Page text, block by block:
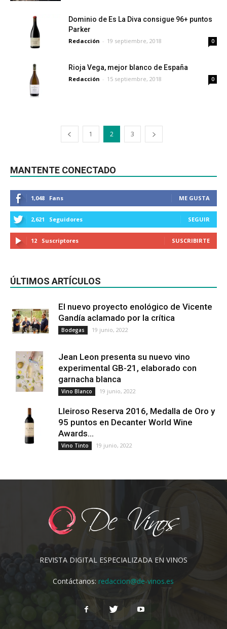
Dominio de Es La Diva consigue 96+ puntos
Parker
Redacción - 19 septiembre, 2018 0
Rioja Vega, mejor blanco de España
Redacción - 15 septiembre, 2018 0
1 2 3
MANTENTE CONECTADO
1,048 Fans ME GUSTA
2,621 Seguidores SEGUIR
12 Suscriptores SUSCRIBIRTE
ÚLTIMOS ARTÍCULOS
El nuevo proyecto enológico de Vicente
Gandía aclamado por la crítica
Bodegas 19 junio, 2022
Jean Leon presenta su nuevo vino
experimental GB-21, elaborado con
garnacha blanca
Vino Blanco 19 junio, 2022
Lleiroso Reserva 2016, Medalla de Oro y
95 puntos en Decanter World Wine
Awards...
Vino Tinto 19 junio, 2022
REVISTA DIGITAL ESPECIALIZADA EN VINOS
Contáctanos:redaccion@de-vinos.es